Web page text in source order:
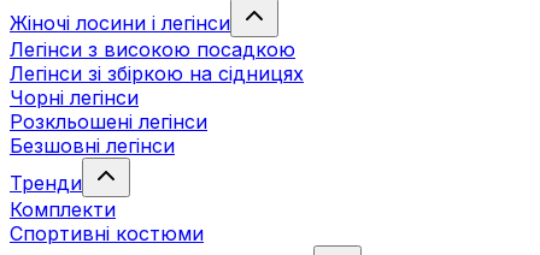
Жіночі лосини і легінси
Легінси з високою посадкою
Легінси зі збіркою на сідницях
Чорні легінси
Розкльошені легінси
Безшовні легінси
Тренди
Комплекти
Спортивні костюми